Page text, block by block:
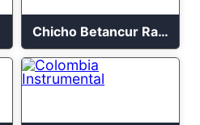
Chicho Betancur Radio